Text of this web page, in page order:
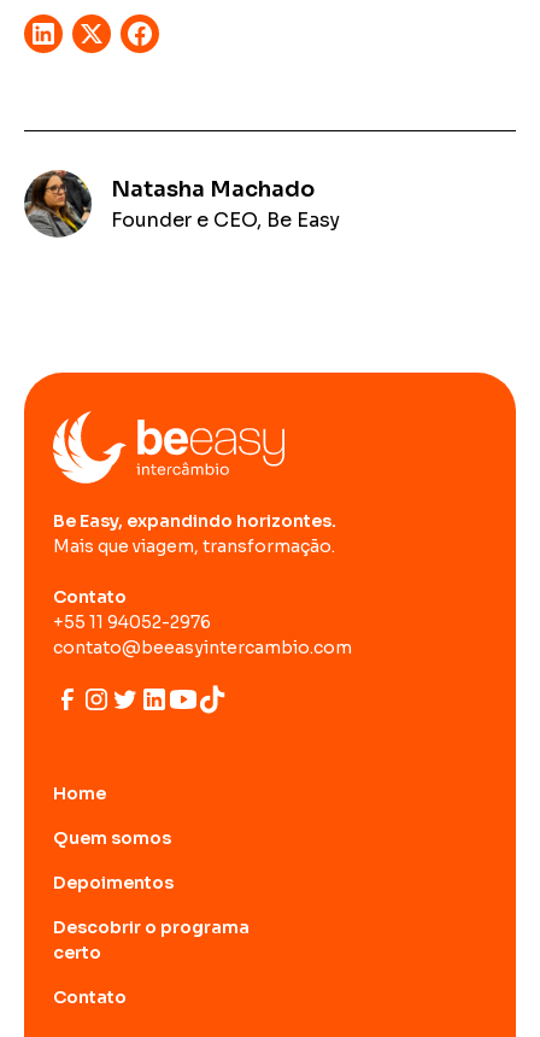
Natasha Machado
Founder e CEO, Be Easy
Be Easy, expandindo horizontes.
Mais que viagem, transformação.
Contato
+55 11 94052-2976
contato@beeasyintercambio.com
Home
Quem somos
Depoimentos
Descobrir o programa
certo
Contato